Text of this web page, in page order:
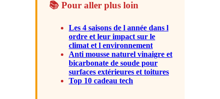
📚 Pour aller plus loin
Les 4 saisons de l année dans l
ordre et leur impact sur le
climat et l environnement
Anti mousse naturel vinaigre et
bicarbonate de soude pour
surfaces extérieures et toitures
Top 10 cadeau tech